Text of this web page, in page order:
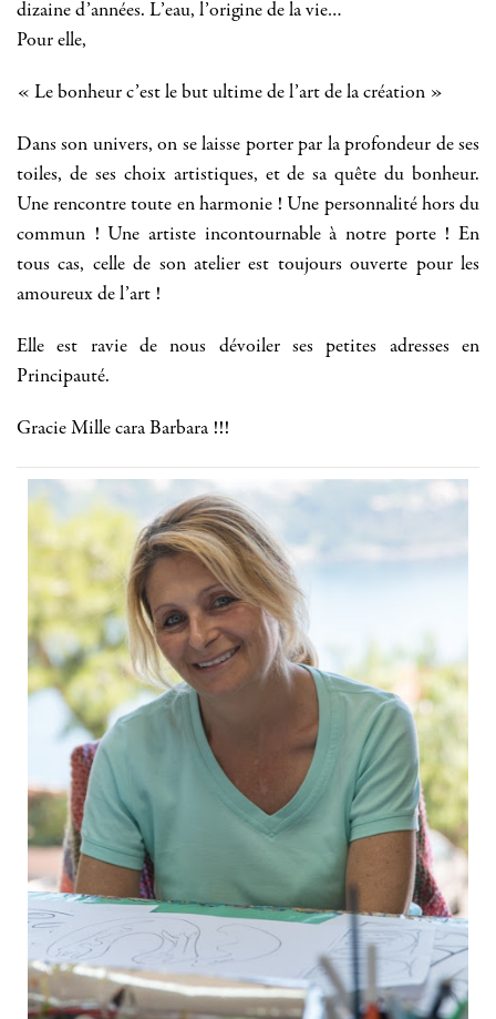
dizaine d’années. L’eau, l’origine de la vie…
Pour elle,
« Le bonheur c’est le but ultime de l’art de la création »
Dans son univers, on se laisse porter par la profondeur de ses
toiles, de ses choix artistiques, et de sa quête du bonheur.
Une rencontre toute en harmonie ! Une personnalité hors du
commun ! Une artiste incontournable à notre porte ! En
tous cas, celle de son atelier est toujours ouverte pour les
amoureux de l’art !
Elle est ravie de nous dévoiler ses petites adresses en
Principauté.
Gracie Mille cara Barbara !!!